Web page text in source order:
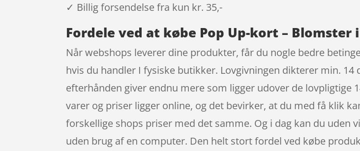
✓ Billig forsendelse fra kun kr. 35,-
Fordele ved at købe Pop Up-kort – Blomster
Når webshops leverer dine produkter, får du nogle bedre
hvis du handler I fysiske butikker. Lovgivningen dikterer min.
efterhånden giver endnu mere som ligger udover de lovpligtige
varer og priser ligger online, og det bevirker, at du med få klik
forskellige shops priser med det samme. Og i dag kan du
uden brug af en computer. Den helt stort fordel ved købe